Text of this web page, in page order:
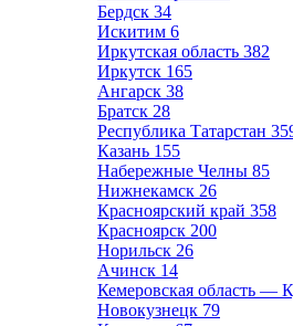
Бердск 34
Искитим 6
Иркутская область 382
Иркутск 165
Ангарск 38
Братск 28
Республика Татарстан
Казань 155
Набережные Челны 85
Нижнекамск 26
Красноярский край 358
Красноярск 200
Норильск 26
Ачинск 14
Кемеровская область —
Новокузнецк 79